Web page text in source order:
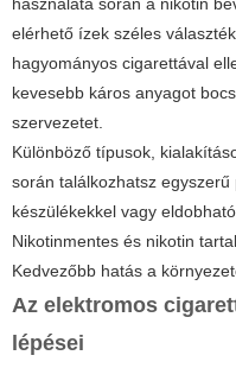
használata során a nikotin
elérhető ízek széles
hagyományos cigarettával
kevesebb káros anyagot
szervezetet.
Különböző típusok,
során találkozhatsz
készülékekkel vagy
Nikotinmentes és nikotin
Kedvezőbb hatás a
Az elektromos
lépései